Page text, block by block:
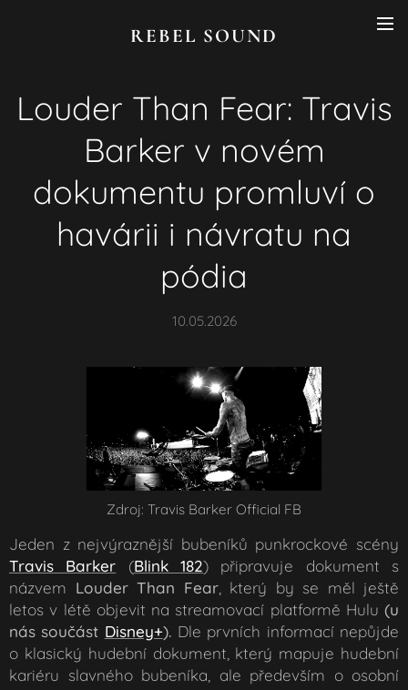
REBEL SOUND
Louder Than Fear: Travis
Barker v novém
dokumentu promluví o
havárii i návratu na
pódia
10.05.2026
Zdroj: Travis Barker Official FB
Jeden z nejvýraznější bubeníků punkrockové scény
Travis Barker (Blink 182) připravuje dokument s
názvem Louder Than Fear, který by se měl ještě
letos v létě objevit na streamovací platformě Hulu (u
nás součást Disney+). Dle prvních informací nepůjde
o klasický hudební dokument, který mapuje hudební
kariéru slavného bubeníka, ale především o osobní